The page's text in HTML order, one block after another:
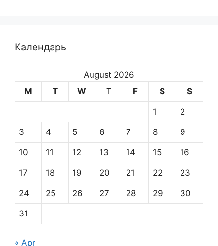
Календарь
August 2026
M
T W T F S S
1 2
3 4 5 6 7 8 9
10 11 12 13 14 15 16
17 18 19 20 21 22 23
24 25 26 27 28 29 30
31
« Apr